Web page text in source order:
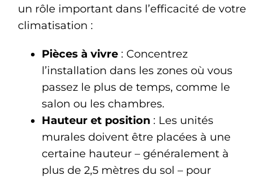
un rôle important dans l’efficacité de votre
climatisation :
Pièces à vivre: Concentrez
l’installation dans les zones où vous
passez le plus de temps, comme le
salon ou les chambres.
Hauteur et position: Les unités
murales doivent être placées à une
certaine hauteur – généralement à
plus de 2,5 mètres du sol – pour